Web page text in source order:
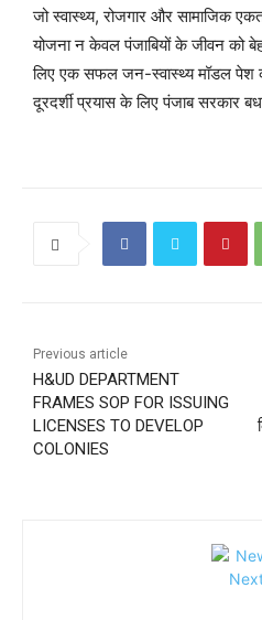
जो स्वास्थ्य, रोजगार और सामाजिक
योजना न केवल पंजाबियों के जीवन को
लिए एक सफल जन-स्वास्थ्य मॉडल पेश
दूरदर्शी प्रयास के लिए पंजाब सरकार
Previous article
H&UD DEPARTMENT
FRAMES SOP FOR ISSUING
LICENSES TO DEVELOP
COLONIES